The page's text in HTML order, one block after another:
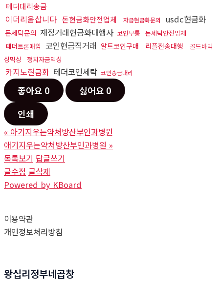
테더대리송금
이더리움삽니다 돈현금화안전업체 자금현금화문의 usdc현금화
돈세탁문의 재정거래현금화대행사 코인무통 돈세탁안전업체
테더트론매입 코인현금직거래 알트코인구매 리플전송대행
골드바믹
싱믹싱
정치자금믹싱
카지노현금화 테더코인세탁 코인송금대리
좋아요 0 싫어요 0
인쇄
« 아기지우는약처방산부인과병원
애기지우는약처방산부인과병원 »
목록보기 답글쓰기
글수정 글삭제
Powered by KBoard
이용약관
개인정보처리방침
왕십리정부네곱창